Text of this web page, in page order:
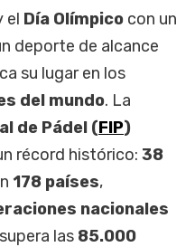
el Día Olímpico con un
deporte de alcance
su lugar en los
del mundo. La
de Pádel (FIP)
récord histórico: 38
178 países,
nacionales
las 85.000